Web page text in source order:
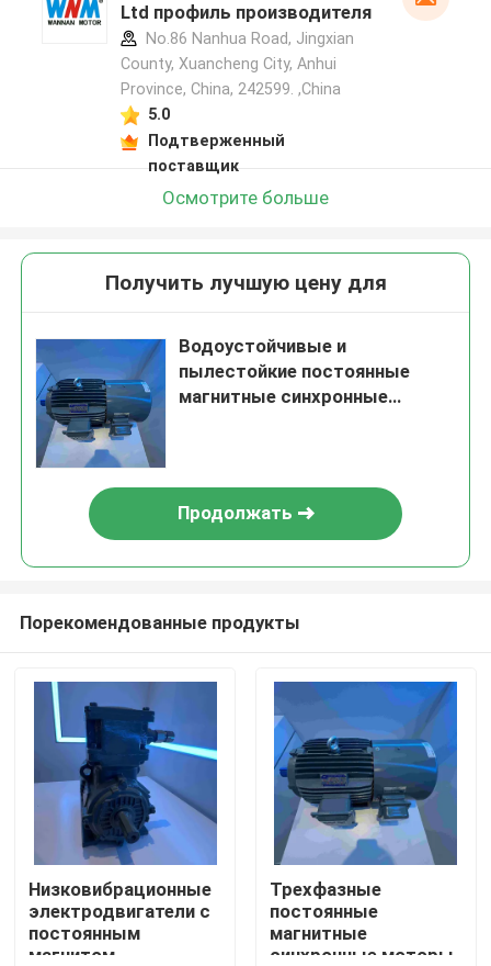
Дом
Продукты
Ltd профиль производителя
No.86 Nanhua Road, Jingxian
County, Xuancheng City, Anhui
Province, China, 242599. ,China
5.0
Подтверженный
поставщик
Осмотрите больше
Получить лучшую цену для
Водоустойчивые и
пылестойкие постоянные
магнитные синхронные
Продолжать
Порекомендованные продукты
Низковибрационные
электродвигатели с
постоянным
магнитом,
Трехфазные
постоянные
магнитные
синхронные моторы